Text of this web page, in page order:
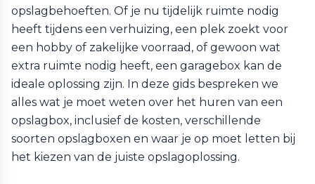
opslagbehoeften. Of je nu tijdelijk ruimte nodig
heeft tijdens een verhuizing, een plek zoekt voor
een hobby of zakelijke voorraad, of gewoon wat
extra ruimte nodig heeft, een garagebox kan de
ideale oplossing zijn. In deze gids bespreken we
alles wat je moet weten over het huren van een
opslagbox, inclusief de kosten, verschillende
soorten opslagboxen en waar je op moet letten bij
het kiezen van de juiste opslagoplossing.